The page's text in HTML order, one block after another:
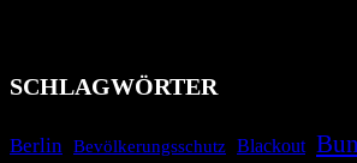
SCHLAGWÖRTER
Berlin Bevölkerungsschutz Blackout